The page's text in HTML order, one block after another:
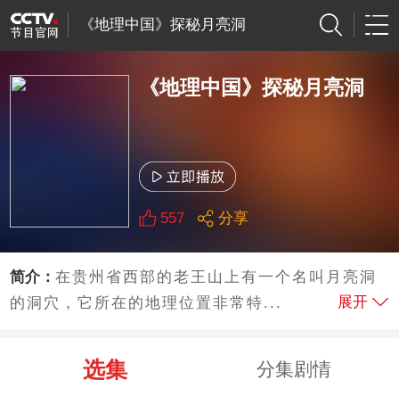
《地理中国》探秘月亮洞
《地理中国》探秘月亮洞
557 分享
简介：在贵州省西部的老王山上有一个名叫月亮洞
的洞穴，它所在的地理位置非常特...
展开
选集 分集剧情